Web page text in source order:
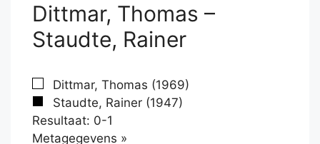
Dittmar, Thomas –
Staudte, Rainer
Dittmar, Thomas (1969)
Staudte, Rainer (1947)
Resultaat: 0-1
Metagegevens »